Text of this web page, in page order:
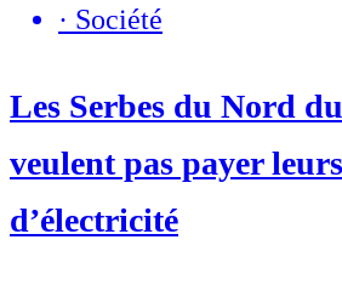
· Société
Les Serbes du Nord
veulent pas payer
d’électricité